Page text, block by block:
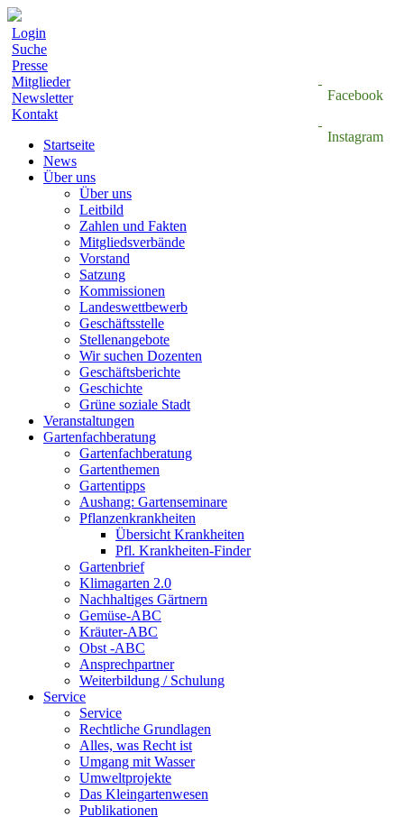
Login
Facebook
Instagram
Suche
Presse
Mitglieder
Newsletter
Kontakt
Startseite
News
Über uns
Über uns
Leitbild
Zahlen und Fakten
Mitgliedsverbände
Vorstand
Satzung
Kommissionen
Landeswettbewerb
Geschäftsstelle
Stellenangebote
Wir suchen Dozenten
Geschäftsberichte
Geschichte
Grüne soziale Stadt
Veranstaltungen
Gartenfachberatung
Gartenfachberatung
Gartenthemen
Gartentipps
Aushang: Gartenseminare
Pflanzenkrankheiten
Übersicht Krankheiten
Pfl. Krankheiten-Finder
Gartenbrief
Klimagarten 2.0
Nachhaltiges Gärtnern
Gemüse-ABC
Kräuter-ABC
Obst -ABC
Ansprechpartner
Weiterbildung / Schulung
Service
Service
Rechtliche Grundlagen
Alles, was Recht ist
Umgang mit Wasser
Umweltprojekte
Das Kleingartenwesen
Publikationen